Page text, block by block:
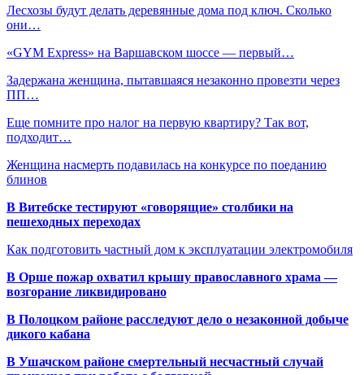
Лесхозы будут делать деревянные дома под ключ. Сколько
они…
«GYM Express» на Варшавском шоссе — первый…
Задержана женщина, пытавшаяся незаконно провезти через
ПП…
Еще помните про налог на первую квартиру? Так вот,
подходит…
Женщина насмерть подавилась на конкурсе по поеданию
блинов
В Витебске тестируют «говорящие» столбики на
пешеходных переходах
Как подготовить частный дом к эксплуатации электромобиля
В Орше пожар охватил крышу православного храма —
возгорание ликвидировано
В Полоцком районе расследуют дело о незаконной добыче
дикого кабана
В Ушачском районе смертельный несчастный случай